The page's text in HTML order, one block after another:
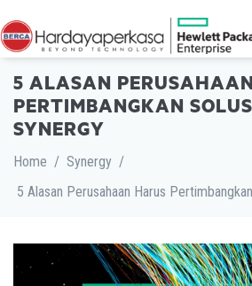
5 ALASAN
PERTIMBANGKAN
SYNERGY
Home / Synergy /